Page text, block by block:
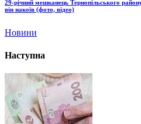
29-річний мешканець Тернопільського
він накоїв (фото, відео)
Новини
Наступна